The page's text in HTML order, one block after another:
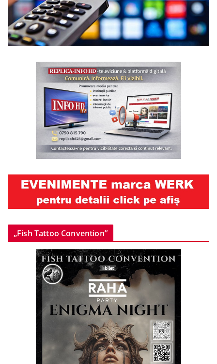
„Fish Tattoo Convention”